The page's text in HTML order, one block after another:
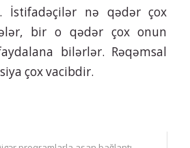
İstifadəçilər nə qədər çox
bir o qədər çox onun
bilərlər. Rəqəmsal
çox vacibdir.